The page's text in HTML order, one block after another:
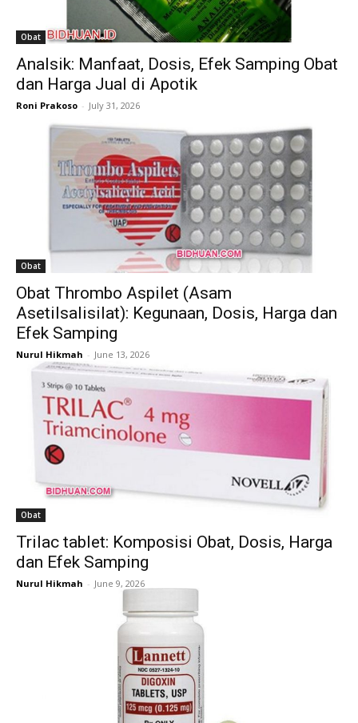
Obat
Analsik: Manfaat, Dosis, Efek Samping Obat
dan Harga Jual di Apotik
Roni Prakoso - July 31, 2026
Obat
Obat Thrombo Aspilet (Asam
Asetilsalisilat): Kegunaan, Dosis, Harga dan
Efek Samping
Nurul Hikmah - June 13, 2026
Obat
Trilac tablet: Komposisi Obat, Dosis, Harga
dan Efek Samping
Nurul Hikmah - June 9, 2026